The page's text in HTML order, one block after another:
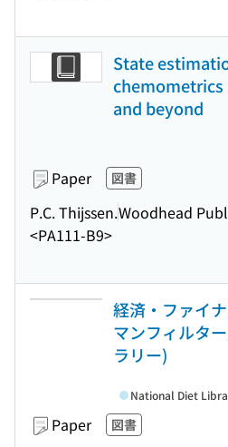
State
and beyond
Paper 図書
P.C. Thijssen.Woodhead
<PA111-B9>
経済・ファイ
マンフィルタ
ラリー)
Paper 図書
National Diet